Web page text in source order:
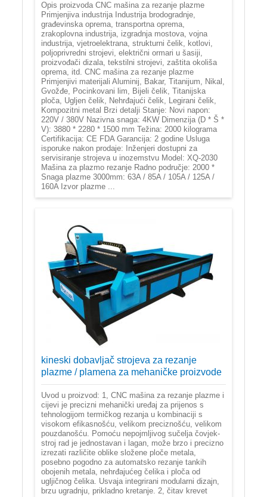
Opis proizvoda CNC mašina za rezanje plazme
Primjenjiva industrija Industrija brodogradnje,
građevinska oprema, transportna oprema,
zrakoplovna industrija, izgradnja mostova, vojna
industrija, vjetroelektrana, strukturni čelik, kotlovi,
poljoprivredni strojevi, električni ormari u šasiji,
proizvođači dizala, tekstilni strojevi, zaštita okoliša
oprema, itd. CNC mašina za rezanje plazme
Primjenjivi materijali Aluminij, Bakar, Titanijum, Nikal,
Gvožđe, Pocinkovani lim, Bijeli čelik, Titanijska
ploča, Ugljen čelik, Nehrđajući čelik, Legirani čelik,
Kompozitni metal Brzi detalji Stanje: Novi napon:
220V / 380V Nazivna snaga: 4KW Dimenzija (D * Š *
V): 3880 * 2280 * 1500 mm Težina: 2000 kilograma
Certifikacija: CE FDA Garancija: 2 godine Usluga
isporuke nakon prodaje: Inženjeri dostupni za
servisiranje strojeva u inozemstvu Model: XQ-2030
Mašina za plazmo rezanje Radno područje: 2000 *
Snaga plazme 3000mm: 63A / 85A / 105A / 125A /
160A Izvor plazme ...
kineski dobavljač strojeva za rezanje
plazme / plamena za mehaničke proizvode
Uvod u proizvod: 1, CNC mašina za rezanje plazme i
cijevi je precizni mehanički uređaj za prijenos s
tehnologijom termičkog rezanja u kombinaciji s
visokom efikasnošću, velikom preciznošću, velikom
pouzdanošću. Pomoću nepojmljivog sučelja čovjek-
stroj rad je jednostavan i lagan, može brzo i precizno
izrezati različite oblike složene ploče metala,
posebno pogodno za automatsko rezanje tankih
obojenih metala, nehrđajućeg čelika i ploča od
ugljičnog čelika. Usvaja integrirani modularni dizajn,
brzu ugradnju, prikladno kretanje. 2, čitav krevet